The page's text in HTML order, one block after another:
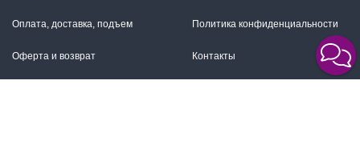
Оплата, доставка, подъем
Оферта и возврат
Политика конфиденциальности
Контакты